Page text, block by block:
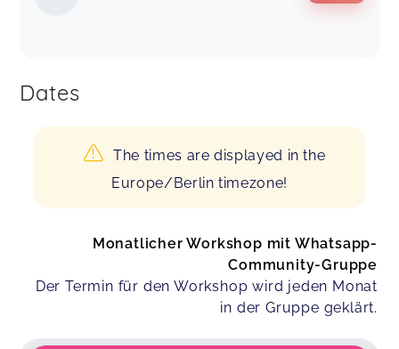
Dates
The times are displayed in the
Europe/Berlin timezone!
Monatlicher Workshop mit Whatsapp-
Community-Gruppe
Der Termin für den Workshop wird jeden Monat
in der Gruppe geklärt.